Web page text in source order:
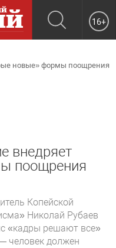
16+
новые» формы поощрения
внедряет
поощрения
Копейской
Николай Рубаев
«кадры решают все»
человек должен